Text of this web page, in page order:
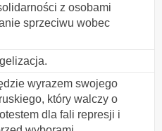
z osobami
sprzeciwu wobec
wyrazem swojego
który walczy o
dla fali represji i